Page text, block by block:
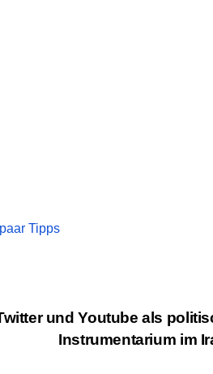
Tipps
und Youtube als
Instrumentarium im